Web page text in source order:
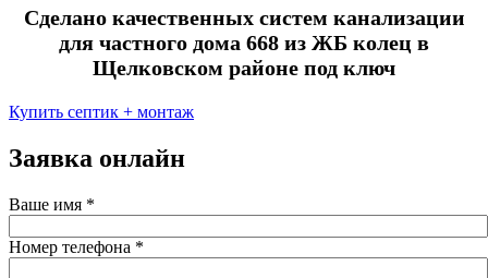
Сделано качественных систем канализации
для частного дома 668 из ЖБ колец в
Щелковском районе под ключ
Купить септик + монтаж
Заявка онлайн
Ваше имя *
Номер телефона *